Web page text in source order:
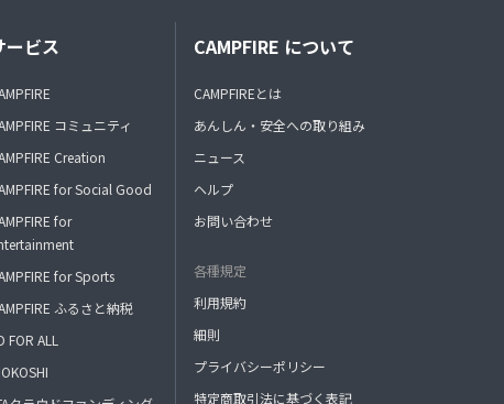
ービス
コミュニティ
Creation
for Social Good
for
for Sports
ふるさと納税
FOR ALL
CAMPFIRE について
CAMPFIREとは
あんしん・安全への取り組み
ニュース
ヘルプ
お問い合わせ
各種規定
利用規約
細則
プライバシーポリシー
特定商取引法に基づく表記